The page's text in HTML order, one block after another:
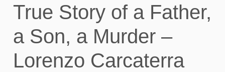
True Story of a Father,
a Son, a Murder –
Lorenzo Carcaterra